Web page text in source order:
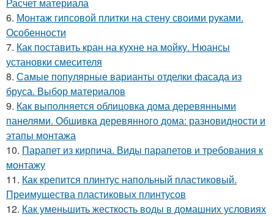
6. Монтаж гипсовой плитки на стену своими руками.
Особенности
7. Как поставить кран на кухне на мойку. Нюансы
установки смесителя
8. Самые популярные варианты отделки фасада из
бруса. Выбор материалов
9. Как выполняется облицовка дома деревянными
панелями. Обшивка деревянного дома: разновидности и
этапы монтажа
10. Парапет из кирпича. Виды парапетов и требования к
монтажу
11. Как крепится плинтус напольный пластиковый.
Преимущества пластиковых плинтусов
12. Как уменьшить жесткость воды в домашних условиях